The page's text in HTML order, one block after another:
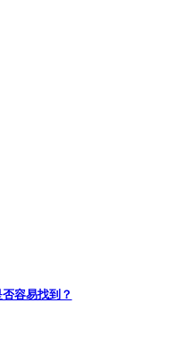
容易找到？